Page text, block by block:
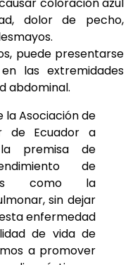
coloración azul
dolor de pecho,
puede presentarse
las extremidades
abdominal.
la Asociación de
de Ecuador a
premisa de
de
como la
sin dejar
enfermedad
de vida de
a promover